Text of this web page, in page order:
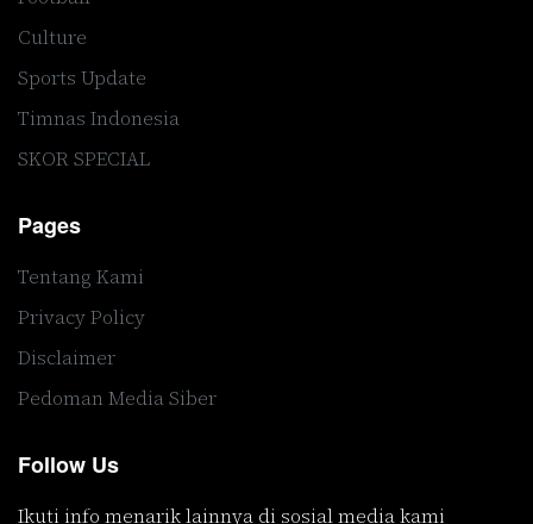
Culture
Sports Update
Timnas Indonesia
SKOR SPECIAL
Pages
Tentang Kami
Privacy Policy
Disclaimer
Pedoman Media Siber
Follow Us
Ikuti info menarik lainnya di sosial media kami